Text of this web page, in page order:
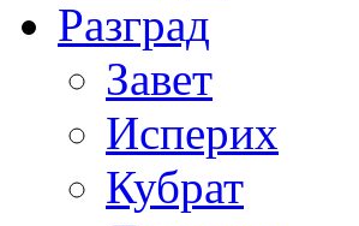
Разград
Завет
Исперих
Кубрат